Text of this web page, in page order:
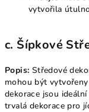
vytvořila
c. Šípkové
Popis: Středové
mohou být
dekorace jsou
trvalá dekorace pro